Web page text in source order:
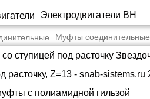
Электродвигатели BH
Муфты соединительные
с полиамидной гильзой